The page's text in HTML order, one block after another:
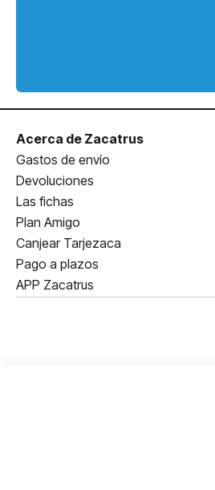
Acerca de Zacatrus
Gastos de envío
Devoluciones
Las fichas
Plan Amigo
Canjear Tarjezaca
Pago a plazos
APP Zacatrus